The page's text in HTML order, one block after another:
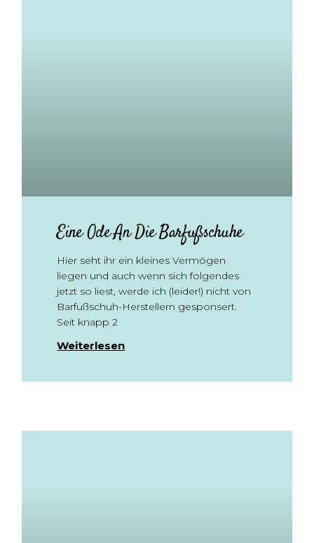
Eine Ode An Die Barfußschuhe
Hier seht ihr ein kleines Vermögen
liegen und auch wenn sich folgendes
jetzt so liest, werde ich (leider!) nicht von
Barfußschuh-Herstellern gesponsert.
Seit knapp 2
Weiterlesen